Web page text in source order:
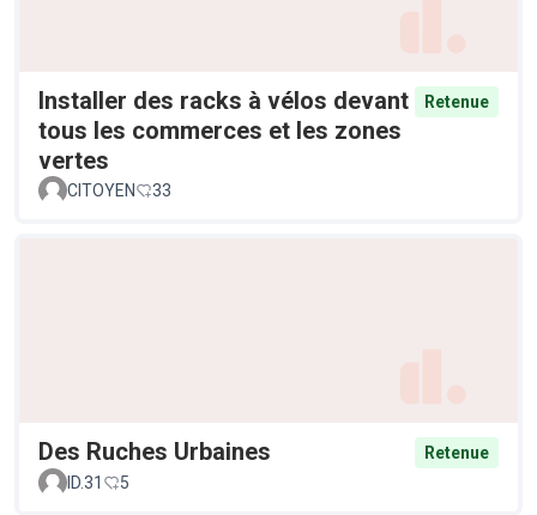
Installer des racks à vélos devant
tous les commerces et les zones
vertes
Retenue
CITOYEN 33
Des Ruches Urbaines
Retenue
ID.31
5